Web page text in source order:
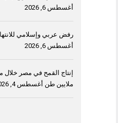
أغسطس 6, 2026
رفض عربي وإسلامي
أغسطس 6, 2026
ملايين طن أغسطس 4, 2026